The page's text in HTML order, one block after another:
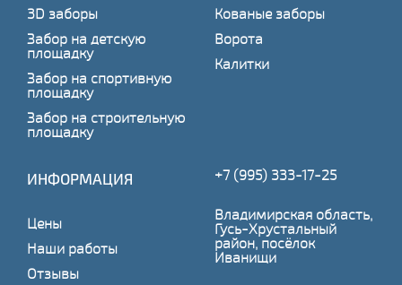
3D заборы
Забор на детскую
площадку
Забор на спортивную
площадку
Забор на строительную
площадку
Кованые заборы
Ворота
Калитки
ИНФОРМАЦИЯ
Цены
Наши работы
Отзывы
+7 (995) 333-17-25
Владимирская область,
Гусь-Хрустальный
район, посёлок
Иванищи